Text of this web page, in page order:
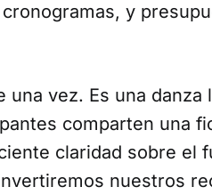
y
vez. Es una danza
comparten una
claridad sobre el
nuestros